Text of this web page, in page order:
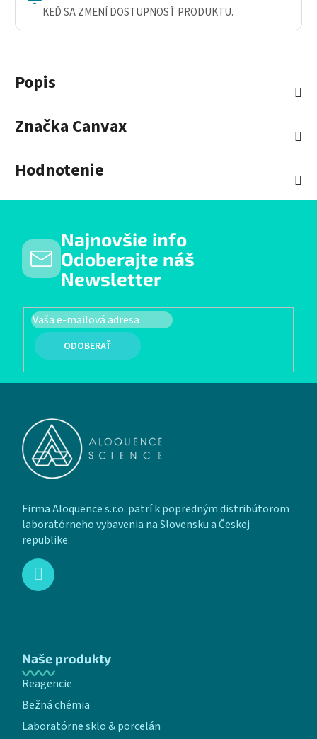
KEĎ SA ZMENÍ DOSTUPNOSŤ PRODUKTU.
Popis
Značka Canvax
Hodnotenie
Najnovšie info
Odoberajte náš
Newsletter
PRIHLÁSIŤ SA
Firma Aloquence s.r.o. patrí k popredným distribútorom
laboratórneho vybavenia na Slovensku a Českej
republike.
Naše produkty
Reagencie
Bežná chémia
Laboratórne sklo & porcelán